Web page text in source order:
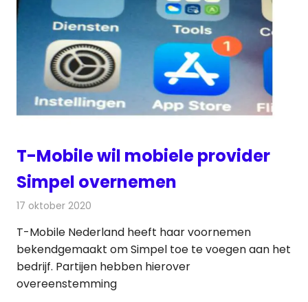
T-Mobile wil mobiele provider
Simpel overnemen
17 oktober 2020
T-Mobile Nederland heeft haar voornemen
bekendgemaakt om Simpel toe te voegen aan het
bedrijf. Partijen hebben hierover
overeenstemming